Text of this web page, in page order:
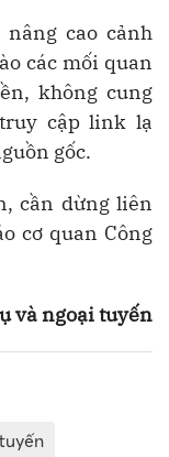
cao cảnh
các mối quan
không cung
cập link lạ
gốc.
cần dừng liên
cơ quan Công
và ngoại tuyến